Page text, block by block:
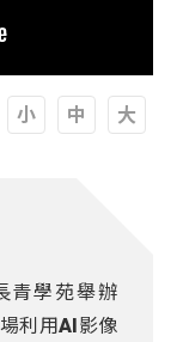
青學苑舉辦
利用AI影像